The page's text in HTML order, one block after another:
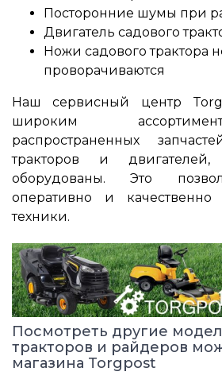
Посторонние шумы при
Двигатель садового
Ножи садового трактора
проворачиваются
Наш сервисный центр
широким
распространенных
тракторов и
оборудованы. Это
оперативно и
техники.
Посмотреть другие
тракторов и райдеров
магазина Torgpost